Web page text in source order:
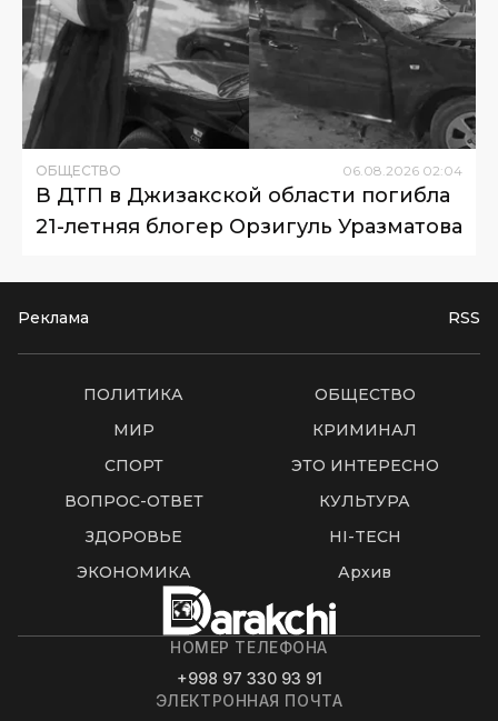
ОБЩЕСТВО 06 08 2026 02:04
В ДТП в Джизакской области погибла
21-летняя блогер Орзигуль Уразматова
Реклама RSS
ПОЛИТИКА
ОБЩЕСТВО
МИР
КРИМИНАЛ
СПОРТ
ЭТО ИНТЕРЕСНО
ВОПРОС-ОТВЕТ
КУЛЬТУРА
ЗДОРОВЬЕ
HI-TECH
ЭКОНОМИКА
Архив
НОМЕР ТЕЛЕФОНА
+998 97 330 93 91
ЭЛЕКТРОННАЯ ПОЧТА